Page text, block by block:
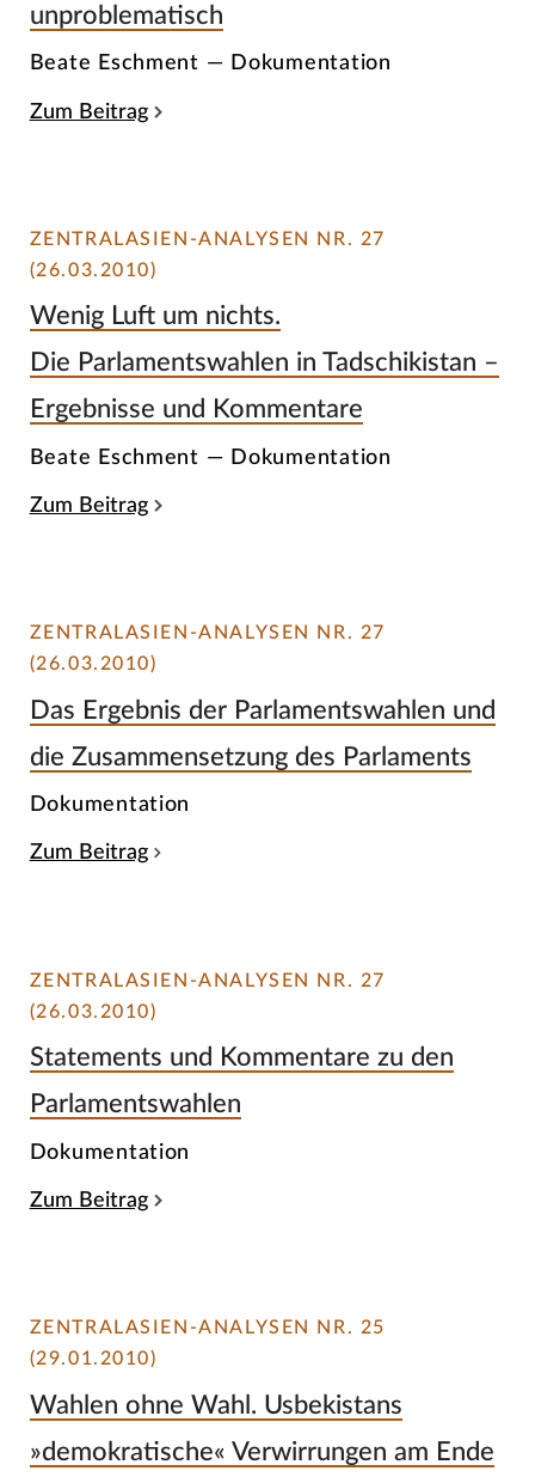
unproblematisch
Beate Eschment — Dokumentation
Zum Beitrag
ZENTRALASIEN-ANALYSEN NR. 27
(26.03.2010)
Wenig Luft um nichts.
Die Parlamentswahlen in Tadschikistan –
Ergebnisse und Kommentare
Beate Eschment — Dokumentation
Zum Beitrag
ZENTRALASIEN-ANALYSEN NR. 27
(26.03.2010)
Das Ergebnis der Parlamentswahlen und
die Zusammensetzung des Parlaments
Dokumentation
Zum Beitrag
ZENTRALASIEN-ANALYSEN NR. 27
(26.03.2010)
Statements und Kommentare zu den
Parlamentswahlen
Dokumentation
Zum Beitrag
ZENTRALASIEN-ANALYSEN NR. 25
(29.01.2010)
Wahlen ohne Wahl. Usbekistans
»demokratische« Verwirrungen am Ende